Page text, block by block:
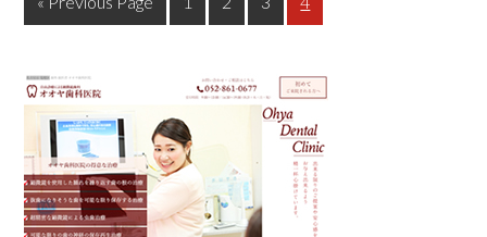
Primary
Sidebar